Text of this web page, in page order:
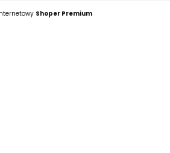
Shoper Premium
koszyku: 0. Zobacz szczegóły